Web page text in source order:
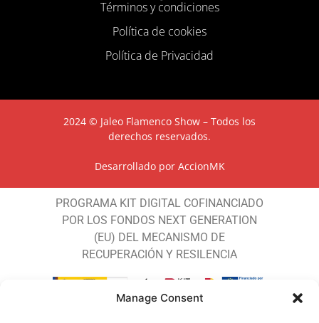
Manage Consent
Términos y condiciones
Política de cookies
Política de Privacidad
2024 © Jaleo Flamenco Show – Todos los
derechos reservados.
Desarrollado por AccionMK
PROGRAMA KIT DIGITAL COFINANCIADO
POR LOS FONDOS NEXT GENERATION
(EU) DEL MECANISMO DE
RECUPERACIÓN Y RESILENCIA